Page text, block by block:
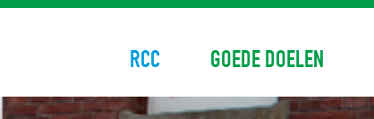
content
RCC GOEDE DOELEN